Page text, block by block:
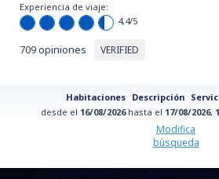
Experiencia de viaje:
4,4/5
709 opiniones VERIFIED
Habitaciones Descripción
desde el 16/08/2026hasta el 17/08/2026, 1
Modifica
búsqueda